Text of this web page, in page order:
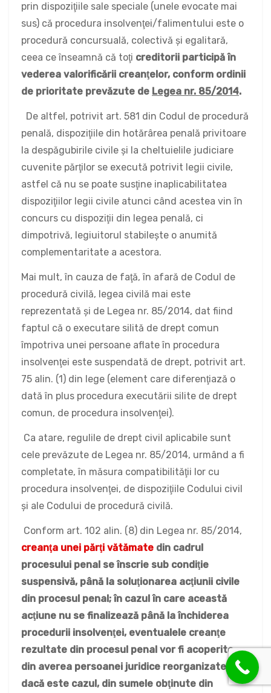
prin dispoziţiile sale speciale (unele evocate mai
sus) că procedura insolvenţei/falimentului este o
procedură concursuală, colectivă şi egalitară,
ceea ce înseamnă că toţi creditorii participă în
vederea valorificării creanţelor, conform ordinii
de prioritate prevăzute de Legea nr. 85/2014.
De altfel, potrivit art. 581 din Codul de procedură
penală, dispoziţiile din hotărârea penală privitoare
la despăgubirile civile şi la cheltuielile judiciare
cuvenite părţilor se execută potrivit legii civile,
astfel că nu se poate susţine inaplicabilitatea
dispoziţiilor legii civile atunci când acestea vin în
concurs cu dispoziţii din legea penală, ci
dimpotrivă, legiuitorul stabileşte o anumită
complementaritate a acestora.
Mai mult, în cauza de faţă, în afară de Codul de
procedură civilă, legea civilă mai este
reprezentată şi de Legea nr. 85/2014, dat fiind
faptul că o executare silită de drept comun
împotriva unei persoane aflate în procedura
insolvenţei este suspendată de drept, potrivit art.
75 alin. (1) din lege (element care diferenţiază o
dată în plus procedura executării silite de drept
comun, de procedura insolvenţei).
Ca atare, regulile de drept civil aplicabile sunt
cele prevăzute de Legea nr. 85/2014, urmând a fi
completate, în măsura compatibilităţii lor cu
procedura insolvenţei, de dispoziţiile Codului civil
şi ale Codului de procedură civilă.
Conform art. 102 alin. (8) din Legea nr. 85/2014,
creanţa unei părţi vătămate din cadrul
procesului penal se înscrie sub condiţie
suspensivă, până la soluţionarea acţiunii civile
din procesul penal; în cazul în care această
acţiune nu se finalizează până la închiderea
procedurii insolvenţei, eventualele creanţe
rezultate din procesul penal vor fi acoperite
din averea persoanei juridice reorganizate sau,
dacă este cazul, din sumele obţinute din